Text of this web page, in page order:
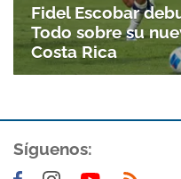
Fidel Escobar
Todo sobre su
Costa Rica
Síguenos: